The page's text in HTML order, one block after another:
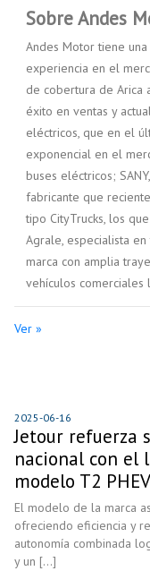
Sobre Andes
Andes Motor tiene
experiencia en el
de cobertura de Arica
éxito en ventas y
eléctricos, que en el
exponencial en el
buses eléctricos;
fabricante que
tipo CityTrucks, los
Agrale, especialista
marca con amplia
vehículos comerciales
Ver »
2025-06-16
Jetour refuerza
nacional con el
modelo T2
El modelo de la marca
ofreciendo eficiencia y
autonomía combinada
y un [...]